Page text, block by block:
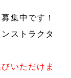
集中です！
ストラクタ
いただけま